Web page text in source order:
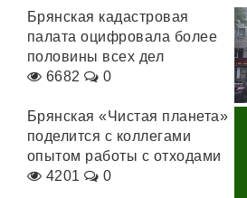
Брянская кадастровая
палата оцифровала более
половины всех дел
6682
0
Брянская «Чистая планета»
поделится с коллегами
опытом работы с отходами
4201
0